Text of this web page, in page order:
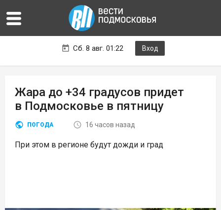
Сб. 8 авг. 01:22 Вход
Жара до +34 градусов придет
в Подмосковье в пятницу
ПОГОДА 16 часов назад
При этом в регионе будут дожди и град